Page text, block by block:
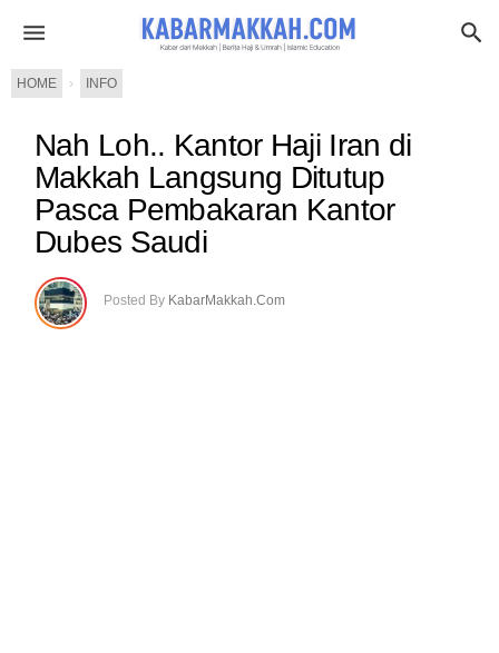
HOME › INFO
Nah Loh.. Kantor Haji Iran di
Makkah Langsung Ditutup
Pasca Pembakaran Kantor
Dubes Saudi
Posted By KabarMakkah.Com